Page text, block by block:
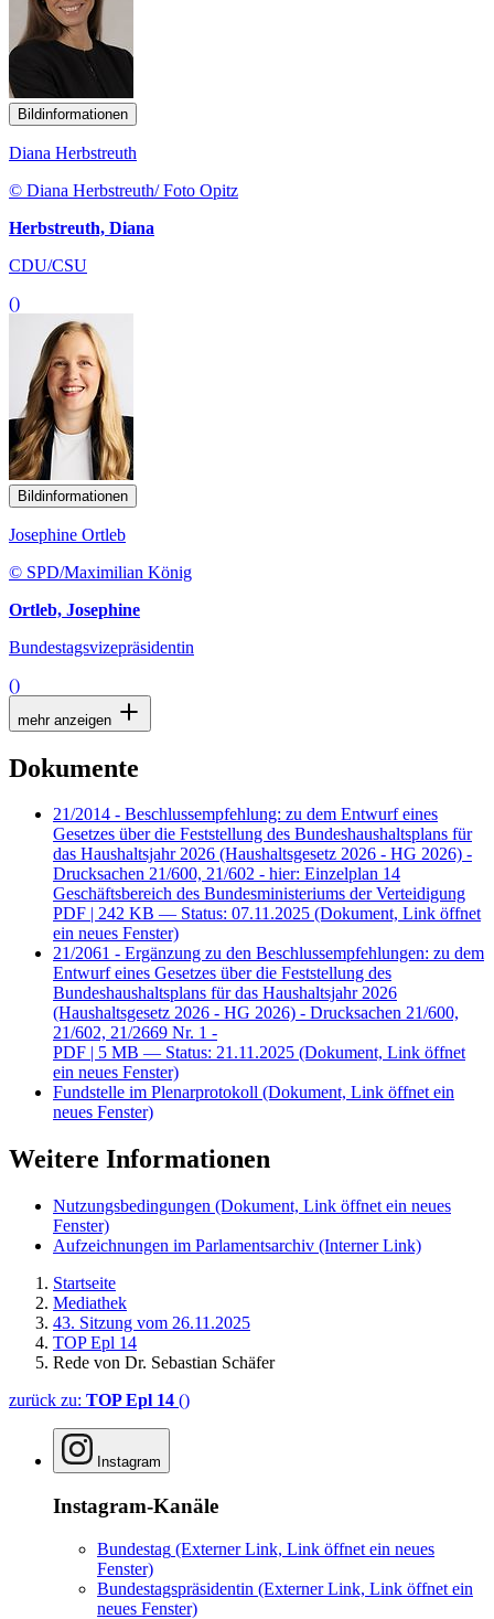
Bildinformationen
Diana Herbstreuth
© Diana Herbstreuth/ Foto Opitz
Herbstreuth, Diana
CDU/CSU
()
Bildinformationen
Josephine Ortleb
© SPD/Maximilian König
Ortleb, Josephine
Bundestagsvizepräsidentin
()
mehr anzeigen
Dokumente
21/2014 - Beschlussempfehlung: zu dem Entwurf eines
Gesetzes über die Feststellung des Bundeshaushaltsplans für
das Haushaltsjahr 2026 (Haushaltsgesetz 2026 - HG 2026) -
Drucksachen 21/600, 21/602 - hier: Einzelplan 14
Geschäftsbereich des Bundesministeriums der Verteidigung
PDF | 242 KB — Status: 07.11.2025 (Dokument, Link öffnet
ein neues Fenster)
21/2061 - Ergänzung zu den Beschlussempfehlungen: zu dem
Entwurf eines Gesetzes über die Feststellung des
Bundeshaushaltsplans für das Haushaltsjahr 2026
(Haushaltsgesetz 2026 - HG 2026) - Drucksachen 21/600,
21/602, 21/2669 Nr. 1 -
PDF | 5 MB — Status: 21.11.2025 (Dokument, Link öffnet
ein neues Fenster)
Fundstelle im Plenarprotokoll (Dokument, Link öffnet ein
neues Fenster)
Weitere Informationen
Nutzungsbedingungen (Dokument, Link öffnet ein neues
Fenster)
Aufzeichnungen im Parlamentsarchiv (Interner Link)
Startseite
Mediathek
43. Sitzung vom 26.11.2025
TOP Epl 14
Rede von Dr. Sebastian Schäfer
zurück zu: TOP Epl 14 ()
Instagram
Instagram-Kanäle
Bundestag (Externer Link, Link öffnet ein neues
Fenster)
Bundestagspräsidentin (Externer Link, Link öffnet ein
neues Fenster)